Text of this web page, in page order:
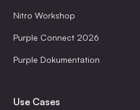
Nitro Workshop
Purple Connect 2026
Purple Dokumentation
Use Cases